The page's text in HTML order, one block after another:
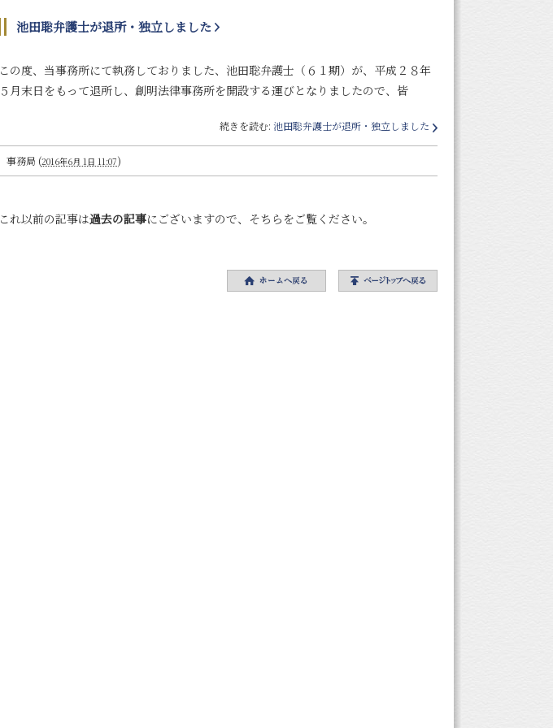
池田聡弁護士が退所・独立しました
この度、当事務所にて執務しておりました、池田聡弁護士（６１期）が、平成２８年
５月末日をもって退所し、創明法律事務所を開設する運びとなりましたので、皆
続きを読む: 池田聡弁護士が退所・独立しました
事務局 (2016年6月 1日 11:07)
これ以前の記事は過去の記事にございますので、そちらをご覧ください。